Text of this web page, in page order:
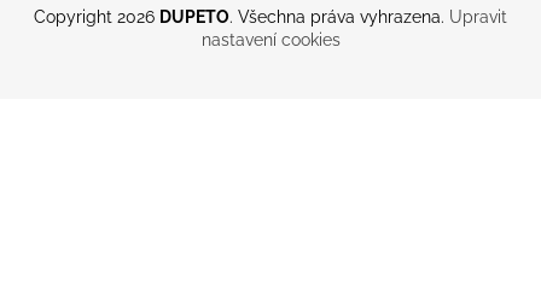
Copyright 2026 DUPETO. Všechna práva vyhrazena. Upravit
nastavení cookies